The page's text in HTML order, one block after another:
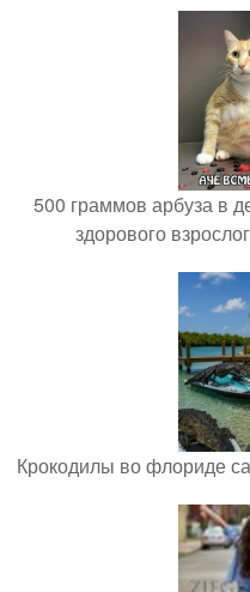
500 граммов арбуза в
здорового
Крокодилы во флориде